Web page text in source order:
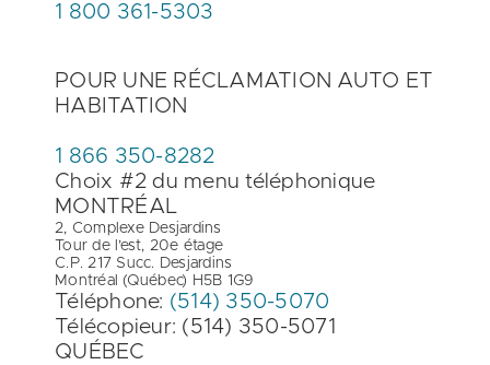
1 800 361-5303
POUR UNE RÉCLAMATION AUTO ET
HABITATION
1 866 350-8282
Choix #2 du menu téléphonique
MONTRÉAL
2, Complexe Desjardins
Tour de l’est, 20e étage
C.P. 217 Succ. Desjardins
Montréal (Québec) H5B 1G9
Téléphone: (514) 350-5070
Télécopieur: (514) 350-5071
QUÉBEC